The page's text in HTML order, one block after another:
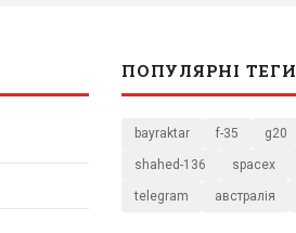
ПОПУЛЯРНІ ТЕГИ
bayraktar f-35 g20
shahed-136 spacex
telegram австралія